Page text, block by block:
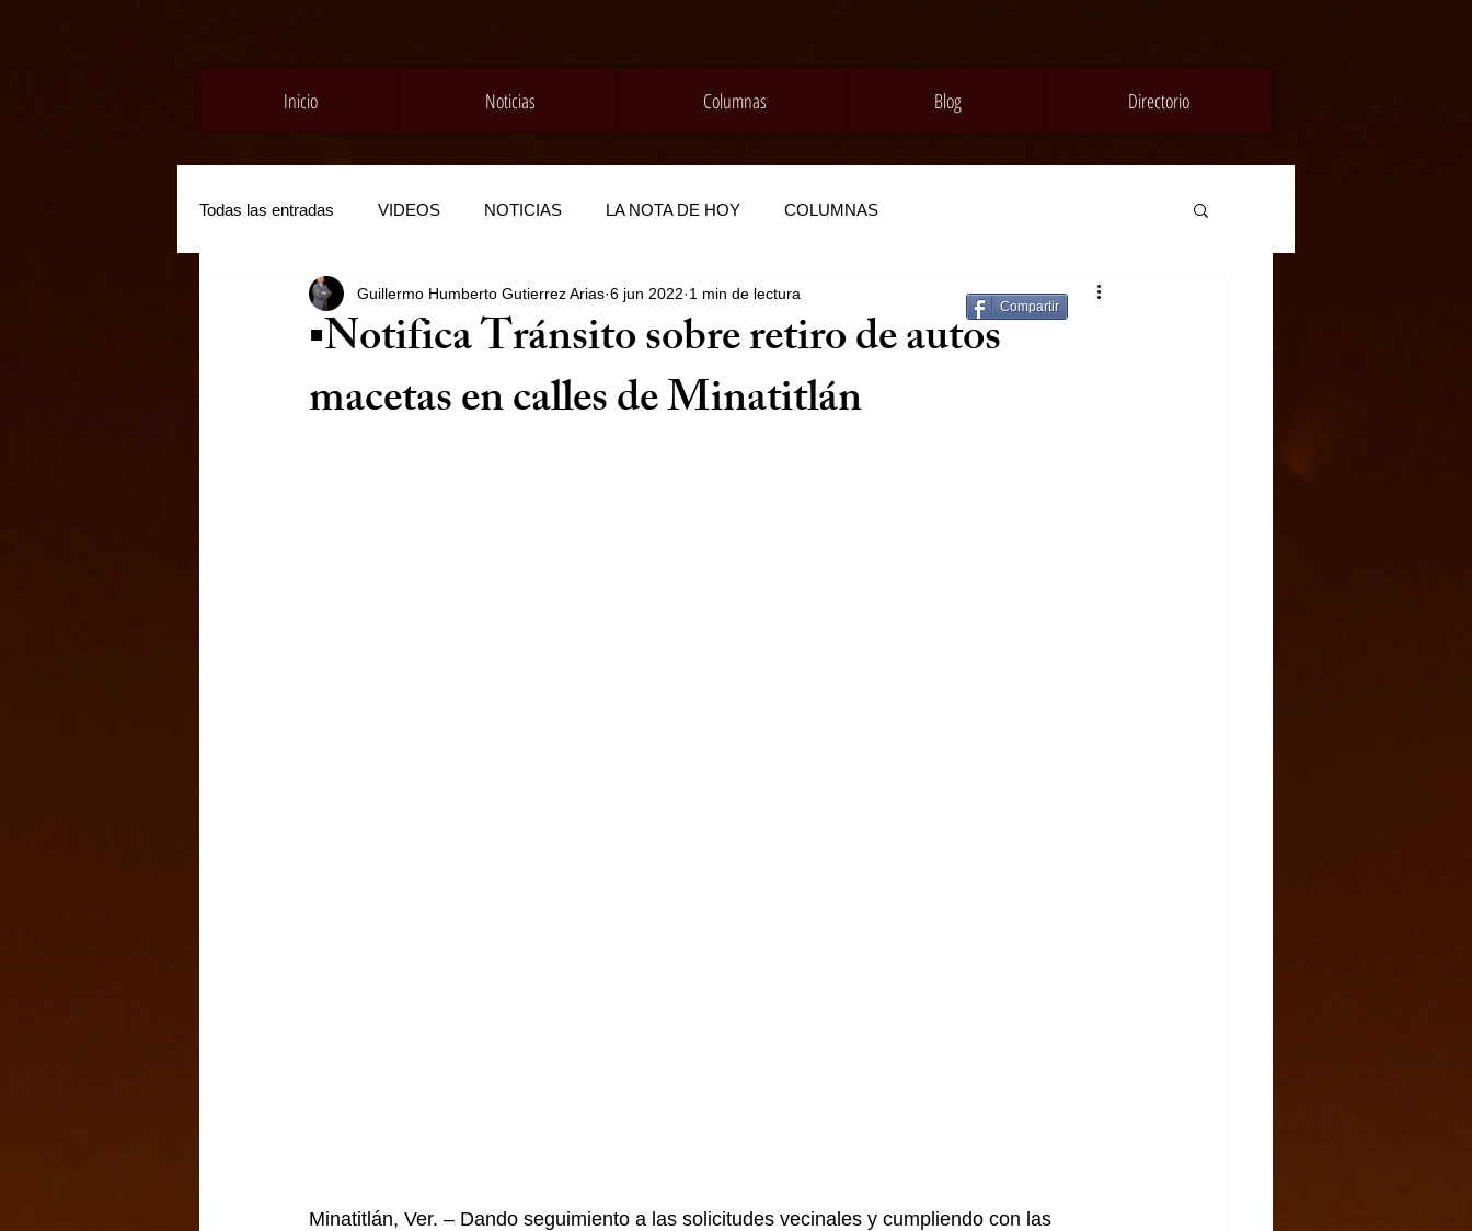
Inicio Noticias Columnas Blog Directorio
Todas las entradas VIDEOS NOTICIAS LA NOTA DE HOY COLUMNAS
▪️Notifica Tránsito sobre retiro de autos
macetas en calles de Minatitlán
Guillermo Humberto Gutierrez Arias 6 jun 2022 1 min de lectura
Minatitlán, Ver. – Dando seguimiento a las solicitudes vecinales y cumpliendo con las
Compartir